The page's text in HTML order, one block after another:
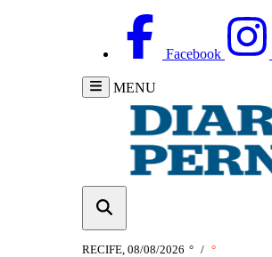
Facebook
MENU
RECIFE, 08/08/2026 ° / °